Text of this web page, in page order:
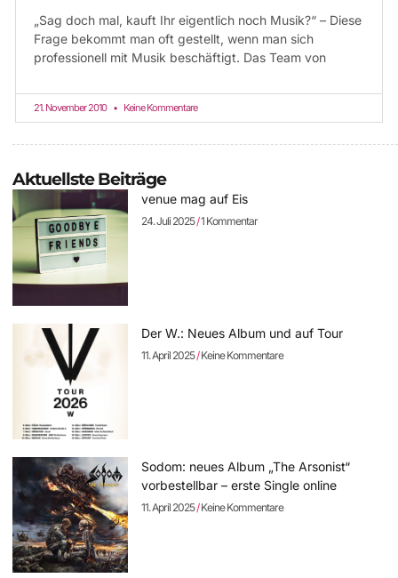
„Sag doch mal, kauft Ihr eigentlich noch Musik?“ – Diese
Frage bekommt man oft gestellt, wenn man sich
professionell mit Musik beschäftigt. Das Team von
21. November 2010 Keine Kommentare
Aktuellste Beiträge
venue mag auf Eis
24. Juli 2025 1 Kommentar
Der W.: Neues Album und auf Tour
11. April 2025 Keine Kommentare
Sodom: neues Album „The Arsonist“
vorbestellbar – erste Single online
11. April 2025 Keine Kommentare